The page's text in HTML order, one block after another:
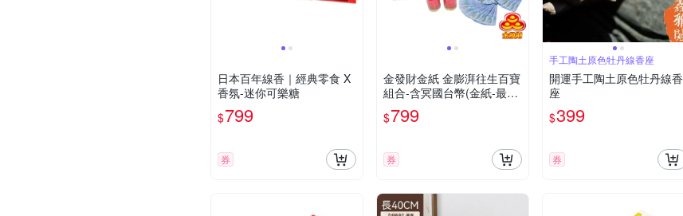
日本百年線香｜經典零食 X
香氛-迷你可樂糖
$799
券
金發財金紙 金膨湃往生百寶
組合-含冥國台幣(金紙-最佳
清明組合)
$799
券
手工陶土原色牡丹線香座
開運手工陶土原色牡丹線香
座
$399
券